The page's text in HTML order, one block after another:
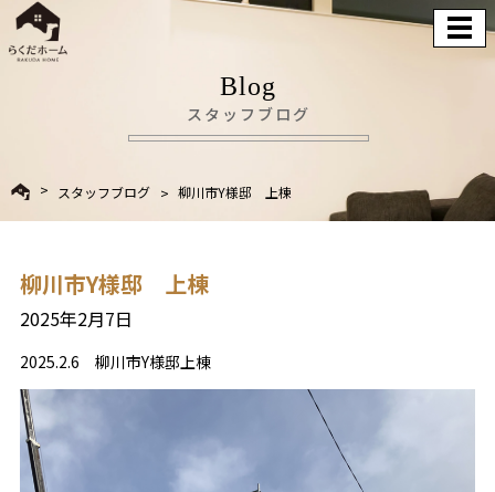
Blog
スタッフブログ
スタッフブログ 柳川市Y様邸 上棟
柳川市Y様邸 上棟
2025年2月7日
2025.2.6 柳川市Y様邸上棟